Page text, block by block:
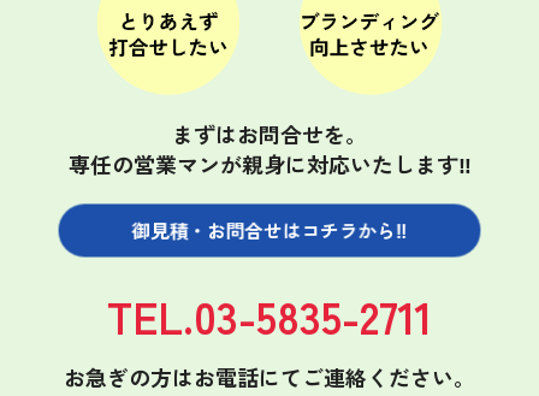
まずはお問合せを。
専任の営業マンが親身に対応いたします‼
御見積・お問合せはコチラから‼
お急ぎの方はお電話にてご連絡ください。
TEL.03-5835-2711